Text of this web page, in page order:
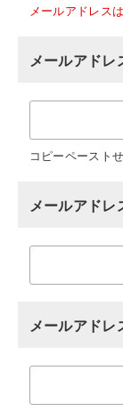
メールアドレス
メールアドレ
コピーペースト
メールアドレ
メールアドレ